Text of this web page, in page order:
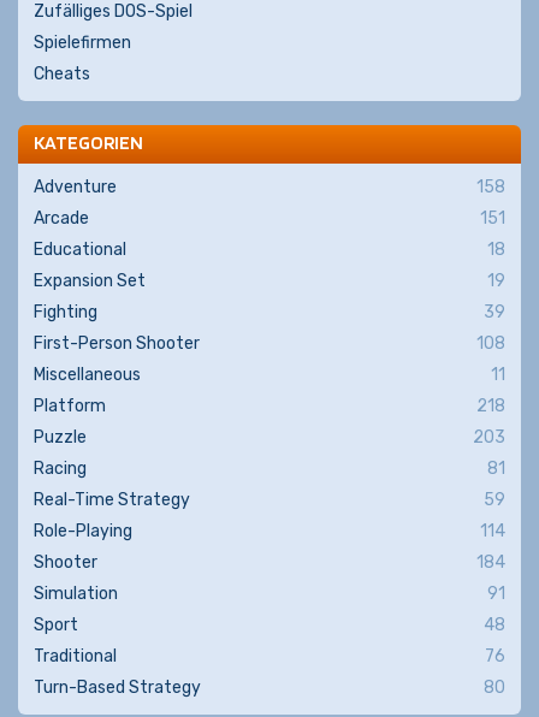
Zufälliges DOS-Spiel
Spielefirmen
Cheats
KATEGORIEN
Adventure
158
Arcade
151
Educational
18
Expansion Set
19
Fighting
39
First-Person Shooter
108
Miscellaneous
11
Platform
218
Puzzle
203
Racing
81
Real-Time Strategy
59
Role-Playing
114
Shooter
184
Simulation
91
Sport
48
Traditional
76
Turn-Based Strategy
80